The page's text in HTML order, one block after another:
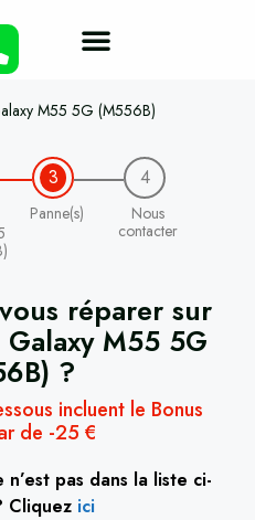
M55 5G (M556B)
3
Panne(s)
4
Nous
contacter
réparer sur
Galaxy M55 5G
?
incluent le Bonus
de -25 €
pas dans la liste ci-
Cliquez ici